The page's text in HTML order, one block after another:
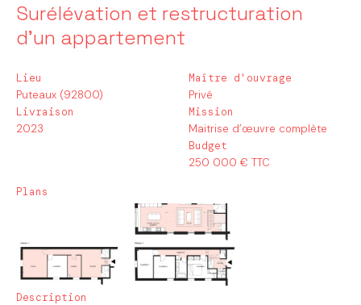
Surélévation et restructuration
d’un appartement
Lieu
Puteaux (92800)
Livraison
2023
Maître d'ouvrage
Privé
Mission
Maitrise d’œuvre complète
Budget
250 000 € TTC
Plans
Description